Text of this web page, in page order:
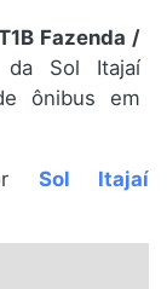
Fazenda /
da Sol Itajaí
ônibus em
Sol Itajaí